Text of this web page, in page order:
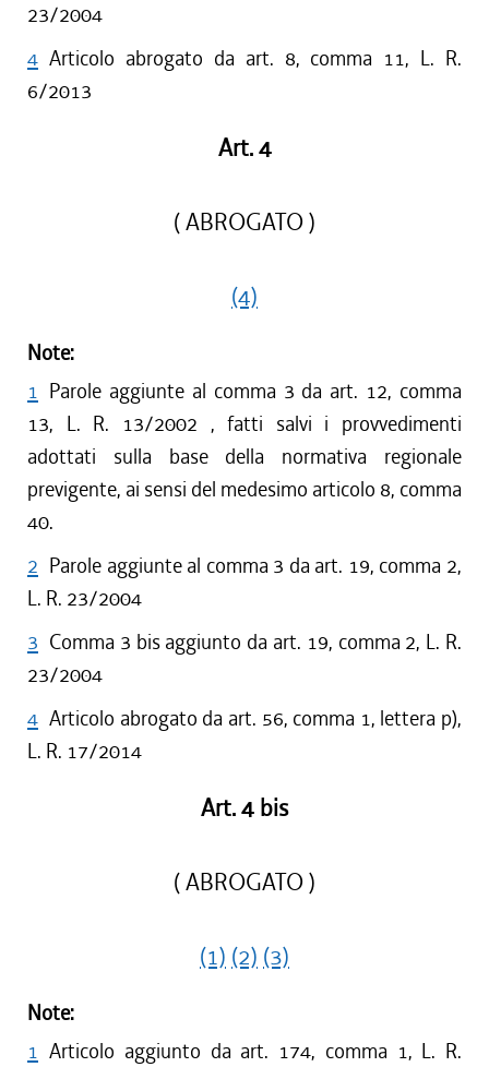
23/2004
4 Articolo abrogato da art. 8, comma 11, L. R.
6/2013
Art. 4
( ABROGATO )
(4)
Note:
1 Parole aggiunte al comma 3 da art. 12, comma
13, L. R. 13/2002 , fatti salvi i provvedimenti
adottati sulla base della normativa regionale
previgente, ai sensi del medesimo articolo 8, comma
40.
2 Parole aggiunte al comma 3 da art. 19, comma 2,
L. R. 23/2004
3 Comma 3 bis aggiunto da art. 19, comma 2, L. R.
23/2004
4 Articolo abrogato da art. 56, comma 1, lettera p),
L. R. 17/2014
Art. 4 bis
( ABROGATO )
(1) (2) (3)
Note:
1 Articolo aggiunto da art. 174, comma 1, L. R.